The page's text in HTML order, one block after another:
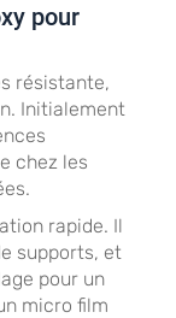
pour
résistante,
Initialement
chez les
rapide. Il
supports, et
pour un
micro film